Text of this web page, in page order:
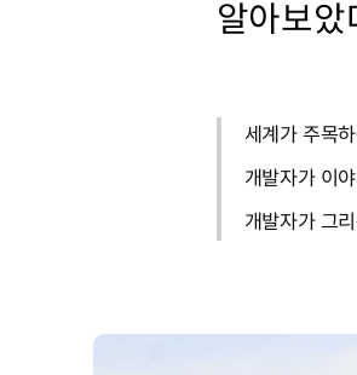
알아보았
세계가 주목
개발자가 이
개발자가 그